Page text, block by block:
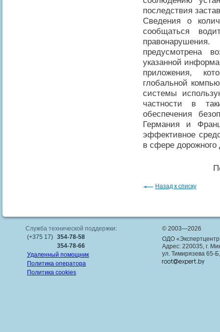
последствия
Сведения о
сообщаться
предусмотрена
указанной
приложения,
глобальной
системы
частности в
обеспечения
Германия и
эффективное
в сфере
Назад к списку
Служба технической поддержки:
(+375 17) 354-78-58
354-78-66
Удаленный помощник
Политика оператора
Политика cookies
© 2003—2026
ОДО
Адрес: 220035, г.
ул. Тимирязева 65-